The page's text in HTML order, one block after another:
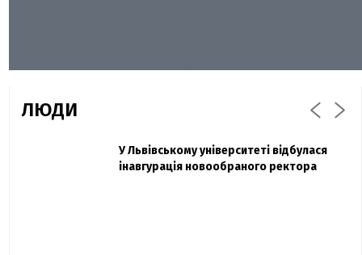
ЛЮДИ
Павло Дак
«Час не лікує, лише притуплює біль»:
Захисник "Азовсталі" Діанов вдруге
одружився та показав фото з весілля
У Львівському університеті відбулася
інавгурація новообраного ректора